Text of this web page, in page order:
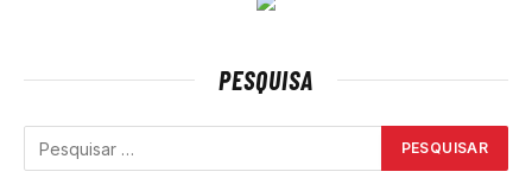
PESQUISA